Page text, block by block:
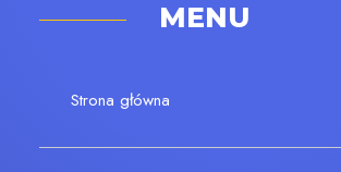
MENU
Strona główna